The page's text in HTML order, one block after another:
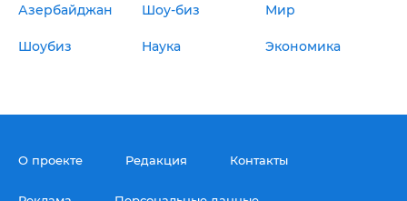
Азербайджан Шоу-биз Мир
Шоубиз Наука Экономика
О проекте Редакция Контакты